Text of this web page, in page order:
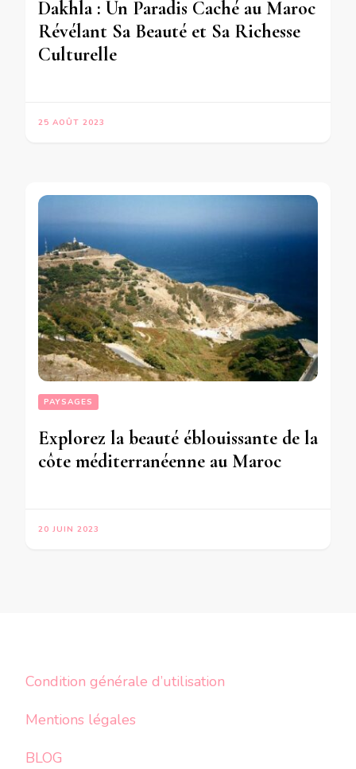
Dakhla : Un Paradis Caché au Maroc
Révélant Sa Beauté et Sa Richesse
Culturelle
25 AOÛT 2023
PAYSAGES
Explorez la beauté éblouissante de la
côte méditerranéenne au Maroc
20 JUIN 2023
Condition générale d’utilisation
Mentions légales
BLOG